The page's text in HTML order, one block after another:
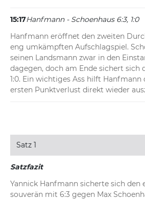
15:17Hanfmann - Schoenhaus 6:3, 1:0
Hanfmann eröffnet den zweiten
eng umkämpften Aufschlagspiel.
seinen Landsmann zwar in den
dagegen, doch am Ende sichert sich
1:0. Ein wichtiges Ass hilft Hanfmann
ersten Punktverlust direkt wieder
Satz 1
Satzfazit
Yannick Hanfmann sicherte sich den
souverän mit 6:3 gegen Max